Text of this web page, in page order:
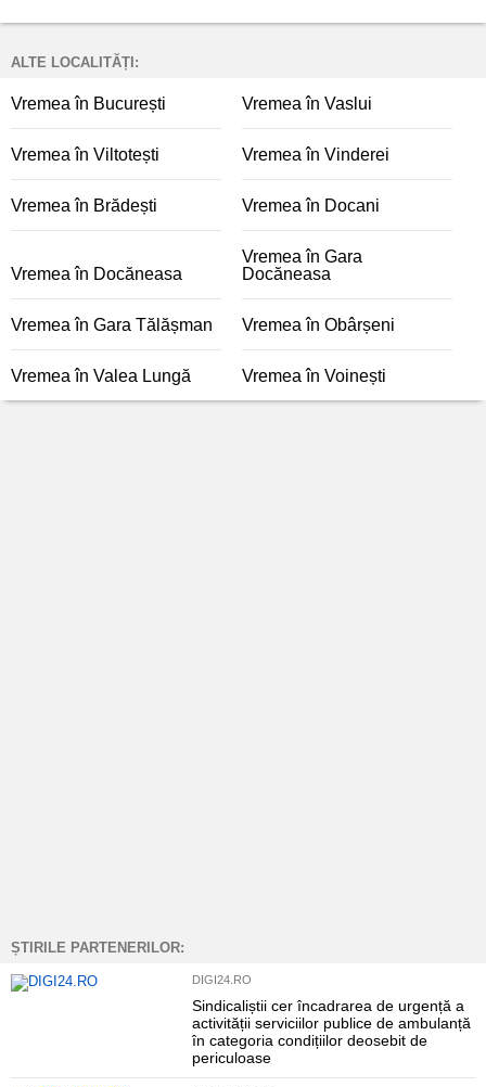
ALTE LOCALITĂȚI:
Vremea în București Vremea în Vaslui
Vremea în Viltotești Vremea în Vinderei
Vremea în Brădești Vremea în Docani
Vremea în Docăneasa
Vremea în Gara
Docăneasa
Vremea în Gara Tălășman Vremea în Obârșeni
Vremea în Valea Lungă Vremea în Voinești
ȘTIRILE PARTENERILOR:
DIGI24.RO
Sindicaliștii cer încadrarea de urgență a
activității serviciilor publice de ambulanță
în categoria condițiilor deosebit de
periculoase